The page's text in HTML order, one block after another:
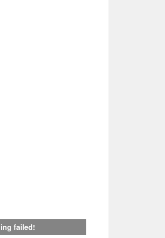
failed!